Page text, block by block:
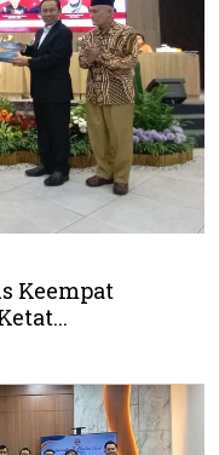
Keempat